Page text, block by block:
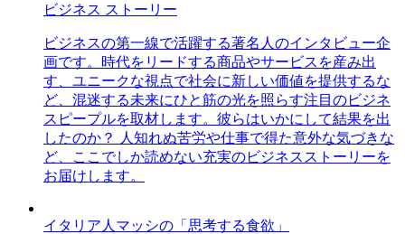
ビジネス ストーリー
ビジネスの第一線で活躍する著名人のインタビュー企
画です。時代をリードする商品やサービスを産み出
す、ユニークな視点で社会に新しい価値を提供するな
ど、混迷する未来にひと筋の光を照らす注目のビジネ
スピープルを取材します。彼らはいかにして結果を出
したのか？ 人知れぬ苦労や仕事で得た意外な気づきな
ど、ここでしか読めない充実のビジネスストーリーを
お届けします。
イタリア人マッシの「思考する食欲」